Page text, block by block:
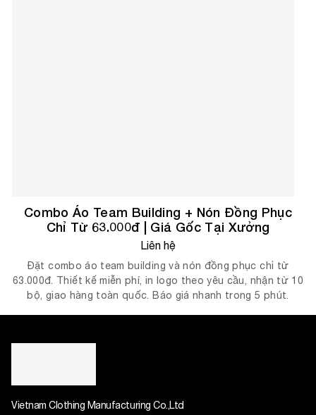
Combo Áo Team Building + Nón Đồng Phục
Chỉ Từ 63.000đ | Giá Gốc Tại Xưởng
Liên hệ
Đặt combo áo team building và nón đồng phục chỉ từ
63.000đ. Thiết kế miễn phí, in logo theo yêu cầu, nhận từ 10
bộ, giao hàng toàn quốc. Báo giá nhanh trong 5 phút.
Vietnam Clothing Manufacturing Co.,Ltd